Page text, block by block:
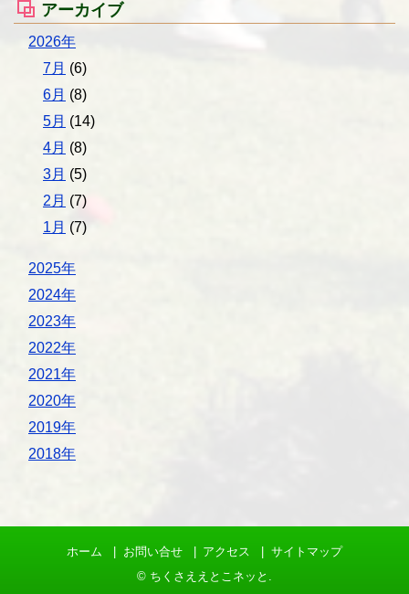
アーカイブ
2026年
7月 (6)
6月 (8)
5月 (14)
4月 (8)
3月 (5)
2月 (7)
1月 (7)
2025年
2024年
2023年
2022年
2021年
2020年
2019年
2018年
ホーム お問い合せ アクセス
サイトマップ
© ちくさええとこネッと .